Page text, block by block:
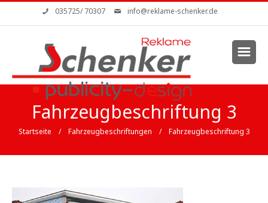
Direkt zum Inhalt035725/ 70307 info@reklame-schenker.de
Fahrzeugbeschriftung 3
Sie sind hier
Startseite / Fahrzeugbeschriftungen / Fahrzeugbeschriftung 3